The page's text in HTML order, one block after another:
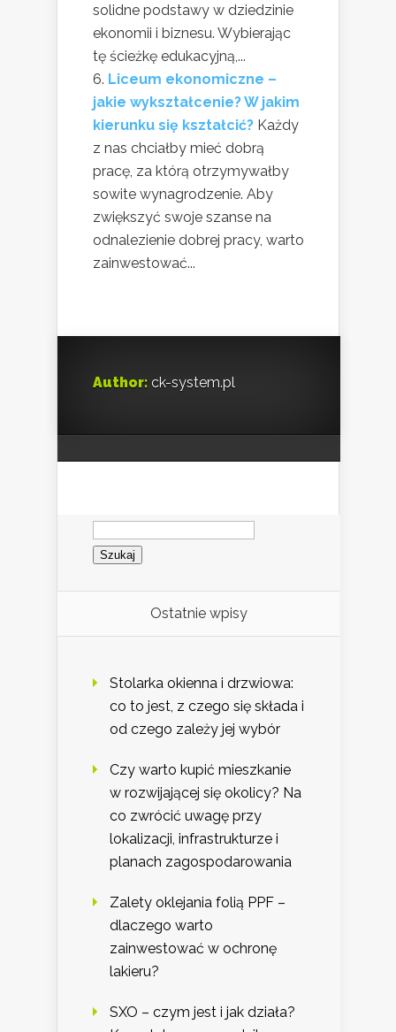
solidne podstawy w dziedzinie
ekonomii i biznesu. Wybierając
tę ścieżkę edukacyjną,...
Liceum ekonomiczne –
jakie wykształcenie? W jakim
kierunku się kształcić? Każdy
z nas chciałby mieć dobrą
pracę, za którą otrzymywałby
sowite wynagrodzenie. Aby
zwiększyć swoje szanse na
odnalezienie dobrej pracy, warto
zainwestować...
Author: ck-system.pl
Szukaj:
Ostatnie wpisy
Stolarka okienna i drzwiowa:
co to jest, z czego się składa i
od czego zależy jej wybór
Czy warto kupić mieszkanie
w rozwijającej się okolicy? Na
co zwrócić uwagę przy
lokalizacji, infrastrukturze i
planach zagospodarowania
Zalety oklejania folią PPF –
dlaczego warto
zainwestować w ochronę
lakieru?
SXO – czym jest i jak działa?